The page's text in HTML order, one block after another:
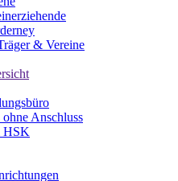
& Vereine
Anschluss
HSK